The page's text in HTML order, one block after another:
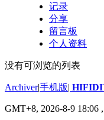
记录
分享
留言板
个人资料
没有可浏览的列表
Archiver|手机版|
GMT+8, 2026-8-9 18:06